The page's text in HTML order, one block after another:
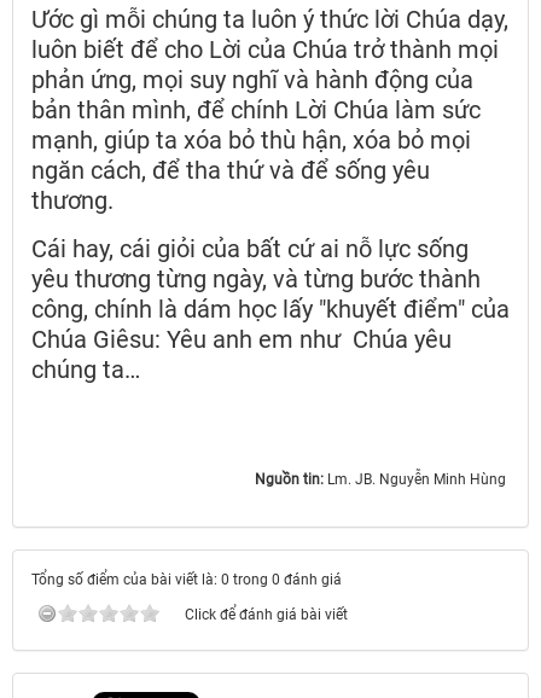
Ước gì mỗi chúng ta luôn ý thức lời Chúa dạy,
luôn biết để cho Lời của Chúa trở thành mọi
phản ứng, mọi suy nghĩ và hành động của
bản thân mình, để chính Lời Chúa làm sức
mạnh, giúp ta xóa bỏ thù hận, xóa bỏ mọi
ngăn cách, để tha thứ và để sống yêu
thương.
Cái hay, cái giỏi của bất cứ ai nỗ lực sống
yêu thương từng ngày, và từng bước thành
công, chính là dám học lấy "khuyết điểm" của
Chúa Giêsu: Yêu anh em như Chúa yêu
chúng ta…
Nguồn tin: Lm. JB. Nguyễn Minh Hùng ​​​​​​​
Tổng số điểm của bài viết là: 0 trong 0 đánh giá
Click để đánh giá bài viết